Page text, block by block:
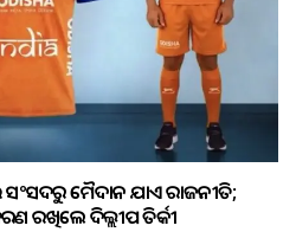
ମୈଦାନ ଯାଏଁ ରାଜନୀତି;
ରଖିଲେ ଦିଲ୍ଲୀପ ତିର୍କୀ